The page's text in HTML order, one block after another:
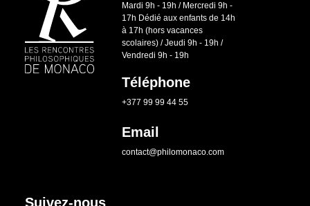
Mardi 9h - 19h / Mercredi 9h -
17h Dédié aux enfants de 14h
à 17h (hors vacances
scolaires) / Jeudi 9h - 19h /
Vendredi 9h - 19h
Téléphone
+377 99 99 44 55
Email
contact@philomonaco.com
Suivez-nous